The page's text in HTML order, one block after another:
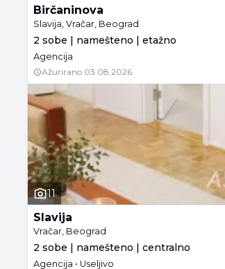
Birčaninova
Slavija, Vračar, Beograd
2 sobe | namešteno | etažno
Agencija
Ažurirano 03.08.2026.
11
Slavija
Vračar, Beograd
2 sobe | namešteno | centralno
Agencija • Useljivo